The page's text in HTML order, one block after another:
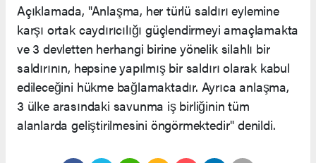
Açıklamada, "Anlaşma, her türlü saldırı eylemine
karşı ortak caydırıcılığı güçlendirmeyi amaçlamakta
ve 3 devletten herhangi birine yönelik silahlı bir
saldırının, hepsine yapılmış bir saldırı olarak kabul
edileceğini hükme bağlamaktadır. Ayrıca anlaşma,
3 ülke arasındaki savunma iş birliğinin tüm
alanlarda geliştirilmesini öngörmektedir" denildi.